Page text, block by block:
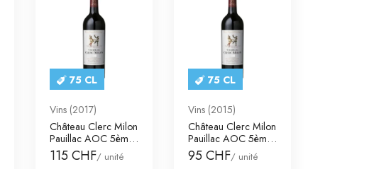
75 CL
Vins (2017)
Château Clerc Milon
Pauillac AOC 5ème
Grand Cru C
115 CHF/ unité
75 CL
Vins (2015)
Château Clerc Milon
Pauillac AOC 5ème
Grand Cru C
95 CHF/ unité